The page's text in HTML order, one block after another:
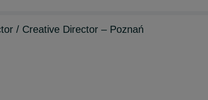
/ Creative Director – Poznań